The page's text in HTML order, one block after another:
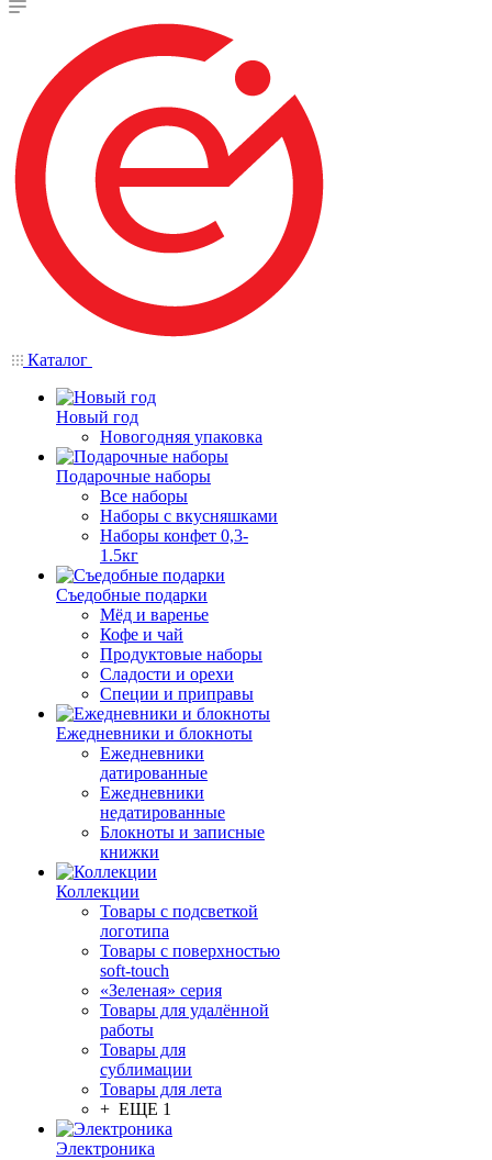
Каталог
Новый год
Новогодняя упаковка
Подарочные наборы
Все наборы
Наборы с вкусняшками
Наборы конфет 0,3-
1.5кг
Съедобные подарки
Мёд и варенье
Кофе и чай
Продуктовые наборы
Сладости и орехи
Специи и приправы
Ежедневники и блокноты
Ежедневники
датированные
Ежедневники
недатированные
Блокноты и записные
книжки
Коллекции
Товары с подсветкой
логотипа
Товары с поверхностью
soft-touch
«Зеленая» серия
Товары для удалённой
работы
Товары для
сублимации
Товары для лета
+ ЕЩЕ 1
Электроника